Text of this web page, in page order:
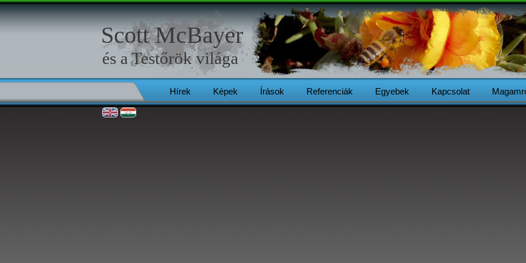
Hírek Képek Írások Referenciák Egyebek Kapcsolat
Scott McBayer
és aTestőrökvilága